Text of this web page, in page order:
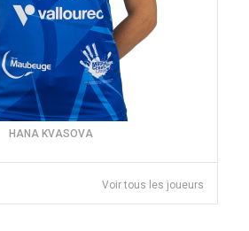
HANA KVASOVA
Voir tous les joueurs